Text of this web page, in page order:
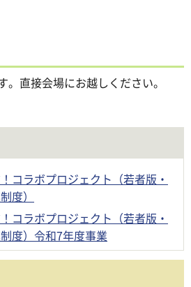
直接会場にお越しください。
コラボプロジェクト（若者版・
度）
コラボプロジェクト（若者版・
度）令和7年度事業